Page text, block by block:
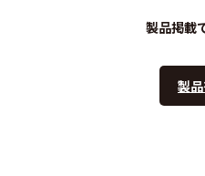
製品掲載
製